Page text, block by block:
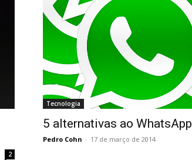
2
Tecnologia
5 alternativas ao WhatsApp
Pedro Cohn - 17 de março de 2014